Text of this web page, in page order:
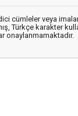
cümleler veya
Türkçe karakter
onaylanmamaktadır.